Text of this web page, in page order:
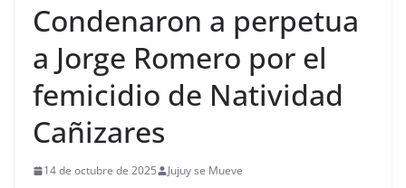
Condenaron a perpetua
a Jorge Romero por el
femicidio de Natividad
Cañizares
14 de octubre de 2025 Jujuy se Mueve